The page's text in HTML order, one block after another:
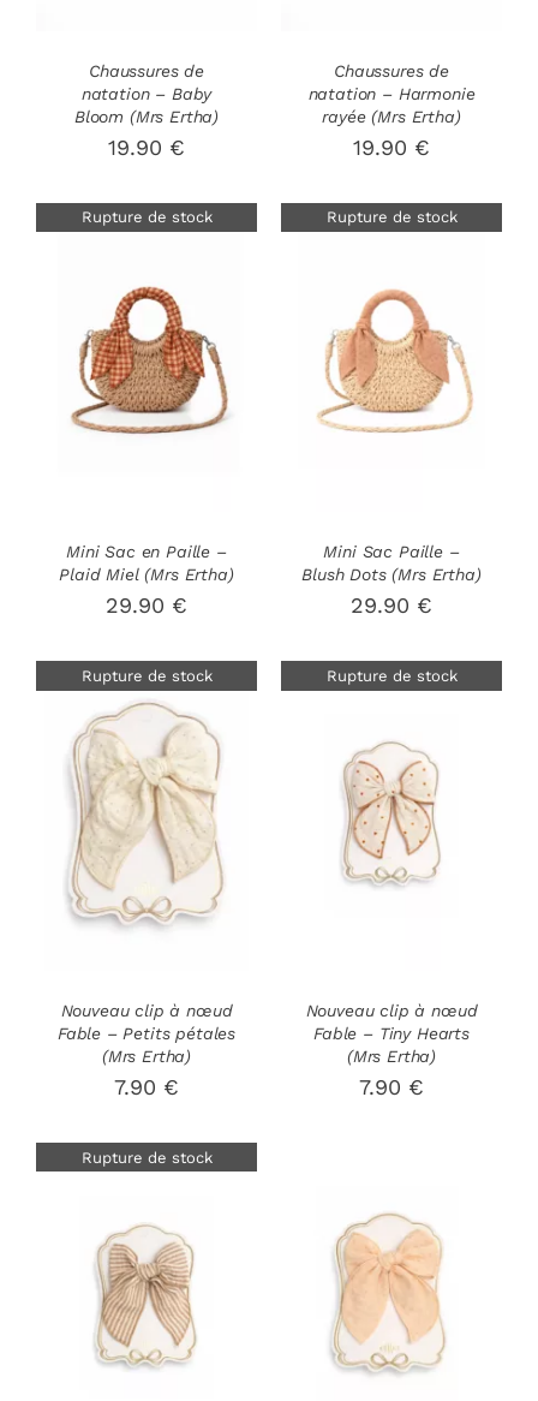
ÊTRE
CHOISIES
SUR
LA
DU
PRODUIT
Chaussures de
natation – Baby
Bloom (Mrs Ertha)
19.90 €
ÊTRE
CHOISIES
SUR
LA
DU
PRODUIT
Chaussures de
natation – Harmonie
rayée (Mrs Ertha)
19.90 €
Rupture de stock
DÉTAILS
Mini Sac en Paille –
Plaid Miel (Mrs Ertha)
29.90 €
Rupture de stock
DÉTAILS
Mini Sac Paille –
Blush Dots (Mrs Ertha)
29.90 €
Rupture de stock
DÉTAILS
Nouveau clip à nœud
Fable – Petits pétales
(Mrs Ertha)
7.90 €
Rupture de stock
DÉTAILS
Nouveau clip à nœud
Fable – Tiny Hearts
(Mrs Ertha)
7.90 €
Rupture de stock
DÉTAILS
AJOUTER AU
PANIER
DÉTAILS